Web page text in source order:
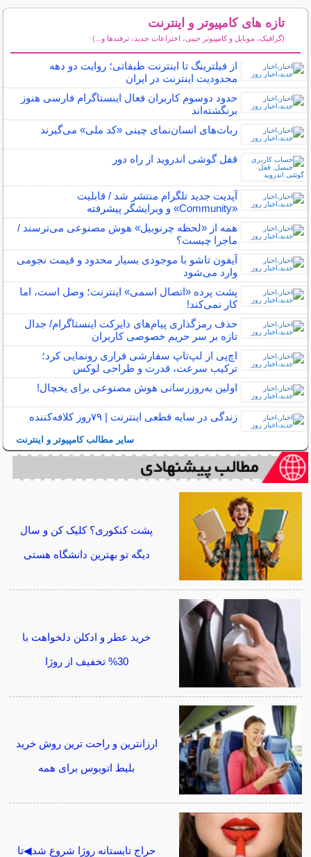
تازه های کامپیوتر و اینترنت
(گرافیک، موبایل و کامپیوتر جیبی، اختراعات جدید، ترفندها و...)
از فیلترینگ تا اینترنت طبقاتی؛ روایت دو دهه
محدودیت اینترنت در ایران
حدود دوسوم کاربران فعال اینستاگرام فارسی هنوز
برنگشته‌اند
ربات‌های انسان‌نمای چینی «کد ملی» می‌گیرند
قفل گوشی اندروید از راه دور
آپدیت جدید تلگرام منتشر شد / قابلیت
«Community» و ویرایشگر پیشرفته
همه از «لحظه چرنوبیل» هوش مصنوعی می‌ترسند /
ماجرا چیست؟
آیفون تاشو با موجودی بسیار محدود و قیمت نجومی
وارد می‌شود
پشت پرده‌ «اتصال اسمی» اینترنت؛ وصل است، اما
کار نمی‌کند!
حذف رمزگذاری پیام‌های دایرکت اینستاگرام/ جدال
تازه بر سر حریم خصوصی کاربران
اچ‌پی از لپ‌تاپ سفارشی فراری رونمایی کرد؛
ترکیب سرعت، قدرت و طراحی لوکس
اولین به‌روزرسانی هوش مصنوعی برای یخچال!
زندگی در سایه قطعی اینترنت | ۷۹‌روز کلافه‌کننده
سایر مطالب کامپیوتر و اینترنت
پشت کنکوری؟ کلیک کن و سال
دیگه تو بهترین دانشگاه هستی
خرید عطر و ادکلن دلخواهت با
30% تخفیف از روژا
ارزانترین و راحت ترین روش خرید
بلیط اتوبوس برای همه
حراج تابستانه روژا شروع شد◀تا